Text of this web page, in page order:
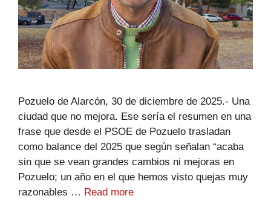
Pozuelo de Alarcón, 30 de diciembre de 2025.- Una
ciudad que no mejora. Ese sería el resumen en una
frase que desde el PSOE de Pozuelo trasladan
como balance del 2025 que según señalan “acaba
sin que se vean grandes cambios ni mejoras en
Pozuelo; un año en el que hemos visto quejas muy
razonables … Read more